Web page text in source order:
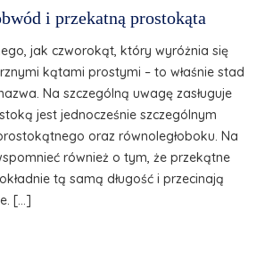
i przekatną prostokąta
jak czworokąt, który wyróżnia się
kątami prostymi – to właśnie stad
Na szczególną uwagę zasługuje
jest jednocześnie szczególnym
oraz równoległoboku. Na
również o tym, że przekątne
tą samą długość i przecinają
[…]